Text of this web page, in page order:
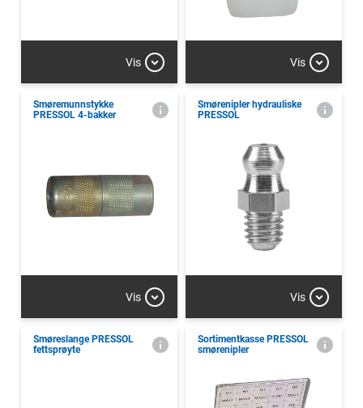
Vis Vis
Smøremunnstykke
PRESSOL 4-bakker
Vis
Smørenipler hydrauliske
PRESSOL
Vis
Smøreslange PRESSOL
fettsprøyte
Sortimentkasse PRESSOL
smørenipler